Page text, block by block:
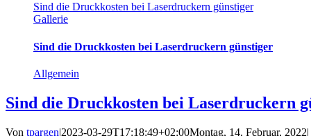
Sind die Druckkosten bei Laserdruckern günstiger
Gallerie
Sind die Druckkosten bei Laserdruckern günstiger
Allgemein
Sind die Druckkosten bei Laserdruckern
Von tpargen|2023-03-29T17:18:49+02:00Montag, 14. Februar, 2022|